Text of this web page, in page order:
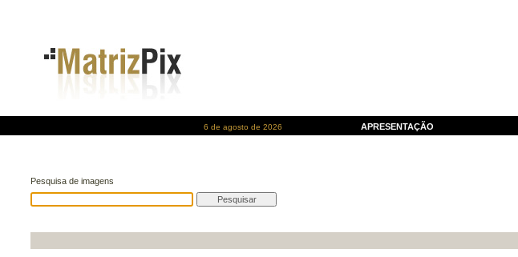
6 de agosto de 2026 APRESENTAÇÃO
Pesquisa de imagens